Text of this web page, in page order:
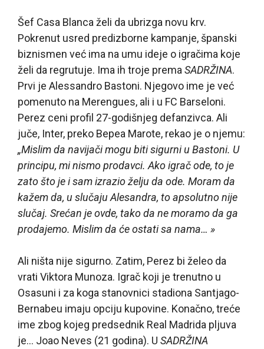
Šef Casa Blanca želi da ubrizga novu krv.
Pokrenut usred predizborne kampanje, španski
biznismen već ima na umu ideje o igračima koje
želi da regrutuje. Ima ih troje prema SADRŽINA.
Prvi je Alessandro Bastoni. Njegovo ime je već
pomenuto na Merengues, ali i u FC Barseloni.
Perez ceni profil 27-godišnjeg defanzivca. Ali
juče, Inter, preko Bepea Marote, rekao je o njemu:
„Mislim da navijači mogu biti sigurni u Bastoni. U
principu, mi nismo prodavci. Ako igrač ode, to je
zato što je i sam izrazio želju da ode. Moram da
kažem da, u slučaju Alesandra, to apsolutno nije
slučaj. Srećan je ovde, tako da ne moramo da ga
prodajemo. Mislim da će ostati sa nama… »
Ali ništa nije sigurno. Zatim, Perez bi želeo da
vrati Viktora Munoza. Igrač koji je trenutno u
Osasuni i za koga stanovnici stadiona Santjago-
Bernabeu imaju opciju kupovine. Konačno, treće
ime zbog kojeg predsednik Real Madrida pljuva
je… Joao Neves (21 godina). U SADRŽINA